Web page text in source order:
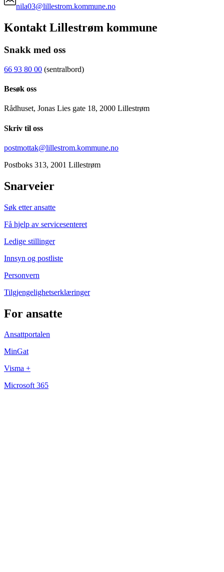
nila03@lillestrom.kommune.no
Kontakt Lillestrøm kommune
Snakk med oss
66 93 80 00 (sentralbord)
Besøk oss
Rådhuset, Jonas Lies gate 18, 2000 Lillestrøm
Skriv til oss
postmottak@lillestrom.kommune.no
Postboks 313, 2001 Lillestrøm
Snarveier
Søk etter ansatte
Få hjelp av servicesenteret
Ledige stillinger
Innsyn og postliste
Personvern
Tilgjengelighetserklæringer
For ansatte
Ansattportalen
MinGat
Visma +
Microsoft 365